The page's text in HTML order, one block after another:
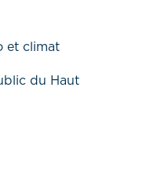
et climat
du Haut